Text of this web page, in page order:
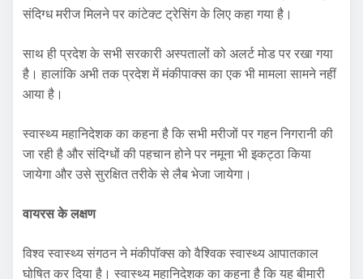
संदिग्ध मरीज मिलने पर कांटेक्ट ट्रेसिंग के लिए कहा गया है।
साथ ही प्रदेश के सभी सरकारी अस्पतालों को अलर्ट मोड पर रखा गया
है। हालांकि अभी तक प्रदेश में मंकीपाक्स का एक भी मामला सामने नहीं
आया है।
स्वास्थ्य महानिदेशक का कहना है कि सभी मरीजों पर गहन निगरानी की
जा रही है और संदिग्धों की पहचान होने पर नमूना भी इकट्ठा किया
जायेगा और उसे सुरक्षित तरीके से लैब भेजा जायेगा।
वायरस के लक्षण
विश्व स्वास्थ्य संगठन ने मंकीपॉक्स को वैश्विक स्वास्थ्य आपातकाल
घोषित कर दिया है। स्वास्थ्य महानिदेशक का कहना है कि यह बीमारी